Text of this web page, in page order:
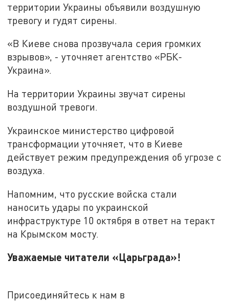
территории Украины объявили воздушную
тревогу и гудят сирены.
«В Киеве снова прозвучала серия громких
взрывов», - уточняет агентство «РБК-
Украина».
На территории Украины звучат сирены
воздушной тревоги.
Украинское министерство цифровой
трансформации уточняет, что в Киеве
действует режим предупреждения об угрозе с
воздуха.
Напомним, что русские войска стали
наносить удары по украинской
инфраструктуре 10 октября в ответ на теракт
на Крымском мосту.
Уважаемые читатели «Царьграда»!
Присоединяйтесь к нам в